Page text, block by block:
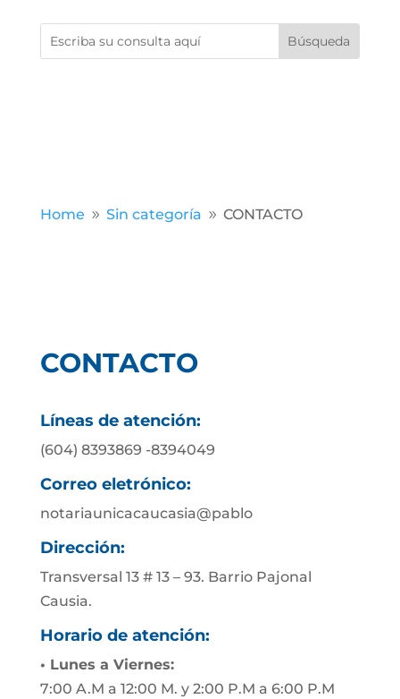
Home 9 Sin categoría 9 CONTACTO
CONTACTO
Líneas de atención:
(604) 8393869 -8394049
Correo eletrónico:
notariaunicacaucasia@pablo
Dirección:
Transversal 13 # 13 – 93. Barrio Pajonal
Causia.
Horario de atención:
• Lunes a Viernes:
7:00 A.M a 12:00 M. y 2:00 P.M a 6:00 P.M